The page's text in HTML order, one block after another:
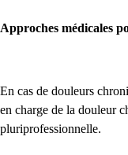
Approches médicales
En cas de douleurs
en charge de la douleur
pluriprofessionnelle.